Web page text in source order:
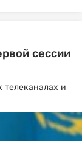
сессии
телеканалах и